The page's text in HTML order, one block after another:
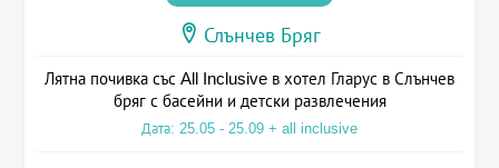
Слънчев Бряг
Лятна почивка със All Inclusive в хотел Гларус в Слънчев
бряг с басейни и детски развлечения
Дата: 25.05 - 25.09 + all inclusive